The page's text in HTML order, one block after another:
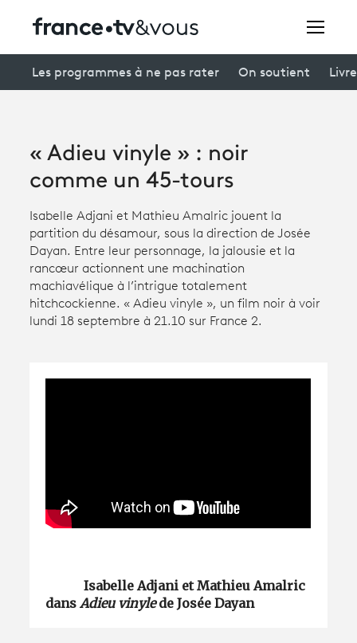
Participer et assister à une émission
À votre écoute
Productions et innovation
Les programmes à ne pas rater On soutient
« Adieu vinyle » : noir
comme un 45-tours
Isabelle Adjani et Mathieu Amalric jouent la
partition du désamour, sous la direction de Josée
Dayan. Entre leur personnage, la jalousie et la
rancœur actionnent une machination
machiavélique à l’intrigue totalement
hitchcockienne. « Adieu vinyle », un film noir à voir
lundi 18 septembre à 21.10 sur France 2.
Isabelle Adjani et Mathieu Amalric
dansAdieu vinylede Josée Dayan